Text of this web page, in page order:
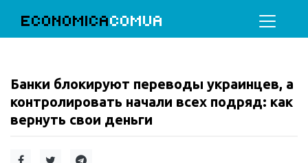
ECONOMICACOMUA
Банки блокируют переводы украинцев, а
контролировать начали всех подряд: как
вернуть свои деньги